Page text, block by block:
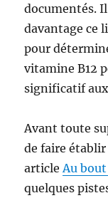
documentés.
davantage ce
pour
vitamine B12
significatif
Avant toute
de faire
article Au
quelques